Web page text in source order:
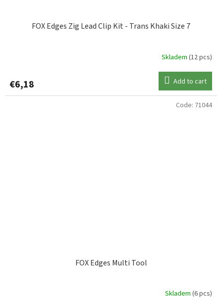
FOX Edges Zig Lead Clip Kit - Trans Khaki Size 7
Skladem (12 pcs)
€6,18 Add to cart
FOX Edges Multi Tool
Skladem (6 pcs)
Code: 71044